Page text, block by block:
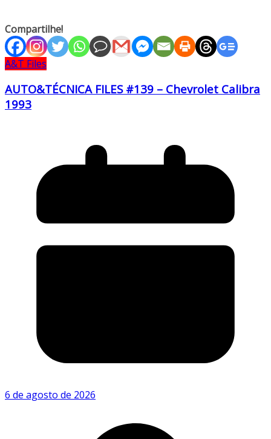
Compartilhe!
A&T Files
AUTO&TÉCNICA FILES #139 – Chevrolet Calibra
1993
6 de agosto de 2026